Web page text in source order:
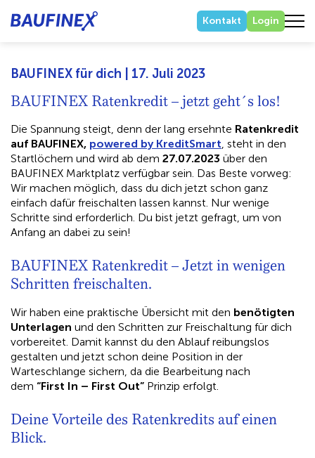
Kontakt Login
BAUFINEX für dich | 17. Juli 2023
BAUFINEX Ratenkredit – jetzt geht´s los!
Die Spannung steigt, denn der lang ersehnte Ratenkredit
auf BAUFINEX, powered by KreditSmart, steht in den
Startlöchern und wird ab dem 27.07.2023 über den
BAUFINEX Marktplatz verfügbar sein. Das Beste vorweg:
Wir machen möglich, dass du dich jetzt schon ganz
einfach dafür freischalten lassen kannst. Nur wenige
Schritte sind erforderlich. Du bist jetzt gefragt, um von
Anfang an dabei zu sein!
BAUFINEX Ratenkredit – Jetzt in wenigen
Schritten freischalten.​
Wir haben eine praktische Übersicht mit den benötigten
Unterlagen und den Schritten zur Freischaltung für dich
vorbereitet. Damit kannst du den Ablauf reibungslos
gestalten und jetzt schon deine Position in der
Warteschlange sichern, da die Bearbeitung nach
dem “First In – First Out” Prinzip erfolgt.
Deine Vorteile des Ratenkredits auf einen
Blick.​